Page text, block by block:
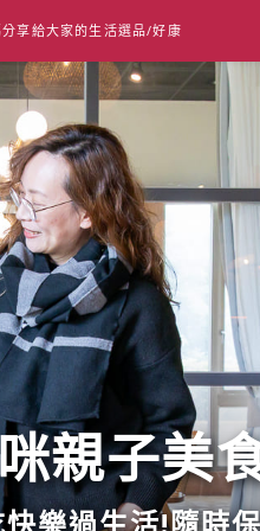
享給大家的生活選品/好康
咪親子美